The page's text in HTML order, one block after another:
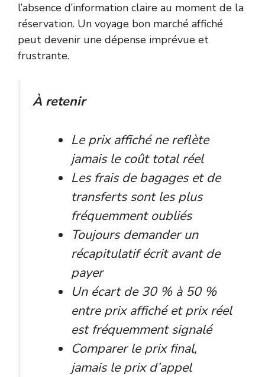
l’absence d’information claire au moment de la
réservation. Un voyage bon marché affiché
peut devenir une dépense imprévue et
frustrante.
À retenir
Le prix affiché ne reflète
jamais le coût total réel
Les frais de bagages et de
transferts sont les plus
fréquemment oubliés
Toujours demander un
récapitulatif écrit avant de
payer
Un écart de 30 % à 50 %
entre prix affiché et prix réel
est fréquemment signalé
Comparer le prix final,
jamais le prix d’appel